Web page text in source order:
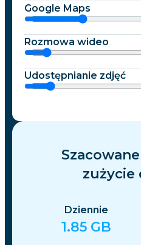
Google Maps
Rozmowa wideo
Udostępnianie zdjęć
zużycie
Dziennie
1.85 GB